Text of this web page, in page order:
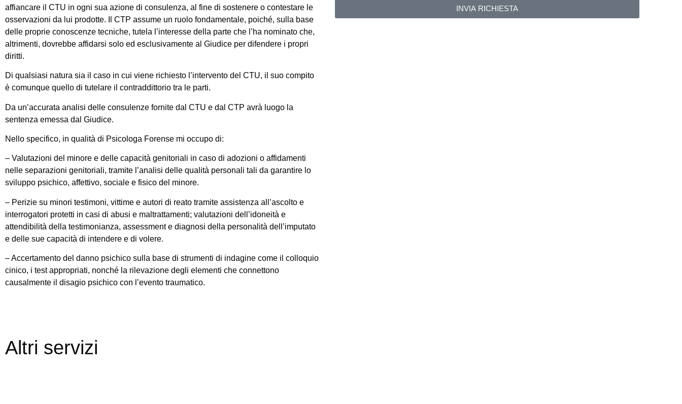
affiancare il CTU in ogni sua azione di consulenza, al fine di sostenere o contestare le
osservazioni da lui prodotte. Il CTP assume un ruolo fondamentale, poiché, sulla base
delle proprie conoscenze tecniche, tutela l’interesse della parte che l’ha nominato che,
altrimenti, dovrebbe affidarsi solo ed esclusivamente al Giudice per difendere i propri
diritti.
Di qualsiasi natura sia il caso in cui viene richiesto l’intervento del CTU, il suo compito
è comunque quello di tutelare il contraddittorio tra le parti.
Da un’accurata analisi delle consulenze fornite dal CTU e dal CTP avrà luogo la
sentenza emessa dal Giudice.
Nello specifico, in qualità di Psicologa Forense mi occupo di:
– Valutazioni del minore e delle capacità genitoriali in caso di adozioni o affidamenti
nelle separazioni genitoriali, tramite l’analisi delle qualità personali tali da garantire lo
sviluppo psichico, affettivo, sociale e fisico del minore.
– Perizie su minori testimoni, vittime e autori di reato tramite assistenza all’ascolto e
interrogatori protetti in casi di abusi e maltrattamenti; valutazioni dell’idoneità e
attendibilità della testimonianza, assessment e diagnosi della personalità dell’imputato
e delle sue capacità di intendere e di volere.
– Accertamento del danno psichico sulla base di strumenti di indagine come il colloquio
cinico, i test appropriati, nonché la rilevazione degli elementi che connettono
causalmente il disagio psichico con l’evento traumatico.
INVIA RICHIESTA
Altri servizi